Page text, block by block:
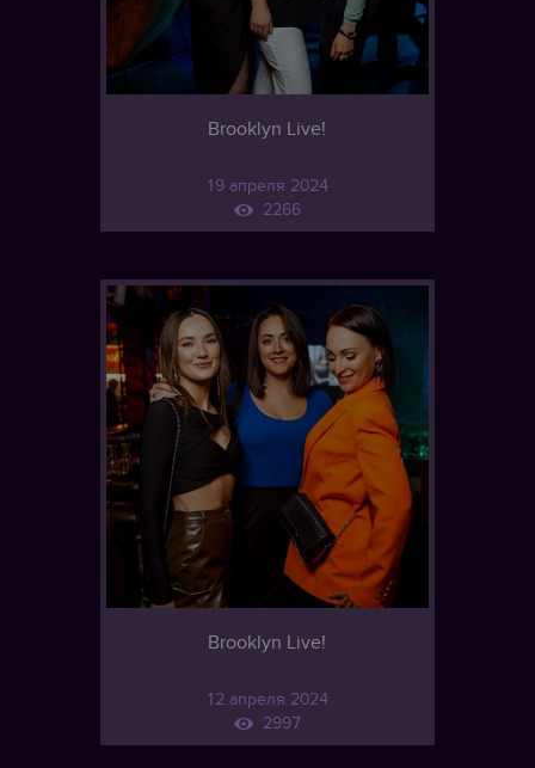
Brooklyn Live!
19 апреля 2024
2266
Brooklyn Live!
12 апреля 2024
2997